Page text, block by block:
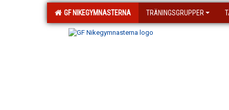
GF NIKEGYMNASTERNA TRÄNINGSGRUPPER